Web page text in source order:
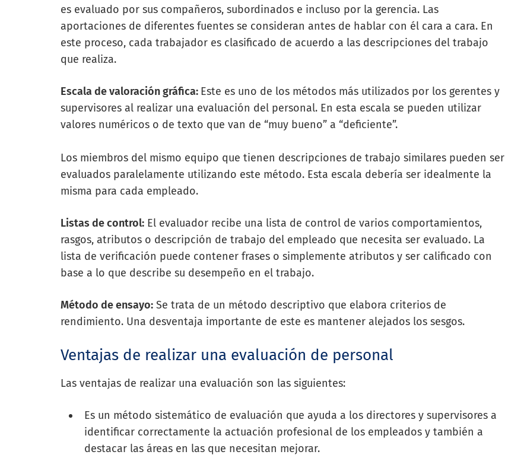
es evaluado por sus compañeros, subordinados e incluso por la gerencia. Las
aportaciones de diferentes fuentes se consideran antes de hablar con él cara a cara. En
este proceso, cada trabajador es clasificado de acuerdo a las descripciones del trabajo
que realiza.
Escala de valoración gráfica: Este es uno de los métodos más utilizados por los gerentes y
supervisores al realizar una evaluación del personal. En esta escala se pueden utilizar
valores numéricos o de texto que van de “muy bueno” a “deficiente”.
Los miembros del mismo equipo que tienen descripciones de trabajo similares pueden ser
evaluados paralelamente utilizando este método. Esta escala debería ser idealmente la
misma para cada empleado.
Listas de control: El evaluador recibe una lista de control de varios comportamientos,
rasgos, atributos o descripción de trabajo del empleado que necesita ser evaluado. La
lista de verificación puede contener frases o simplemente atributos y ser calificado con
base a lo que describe su desempeño en el trabajo.
Método de ensayo: Se trata de un método descriptivo que elabora criterios de
rendimiento. Una desventaja importante de este es mantener alejados los sesgos.
Ventajas de realizar una evaluación de personal
Las ventajas de realizar una evaluación son las siguientes:
Es un método sistemático de evaluación que ayuda a los directores y supervisores a
identificar correctamente la actuación profesional de los empleados y también a
destacar las áreas en las que necesitan mejorar.